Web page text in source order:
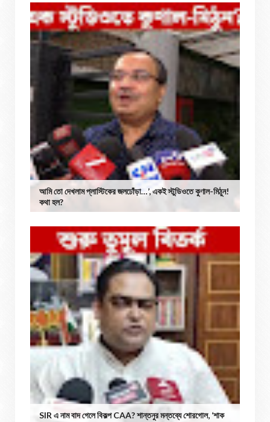
আমি তো দেখলাম প্লাস্টিকের জলঢোঁড়া…’, একই স্টুডিওতে কুণাল-মিঠুন!
কথা হল?
SIR এ নাম বাদ গেলে বিকল্প CAA? শান্তনুর মন্তব্যে শোরগোল, ‘শাক